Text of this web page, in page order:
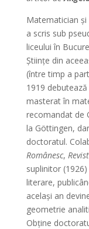
Matematician
a scris sub
liceului în
Ştiinţe din
(între timp a
1919
masterat în
recomandat de
la Göttingen,
doctoratul.
Românesc,
suplinitor
literare,
acelaşi an
geometrie
Obţine